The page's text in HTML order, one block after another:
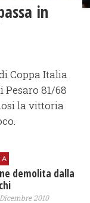
in
Coppa Italia
81/68
la vittoria
A
demolita dalla
2010